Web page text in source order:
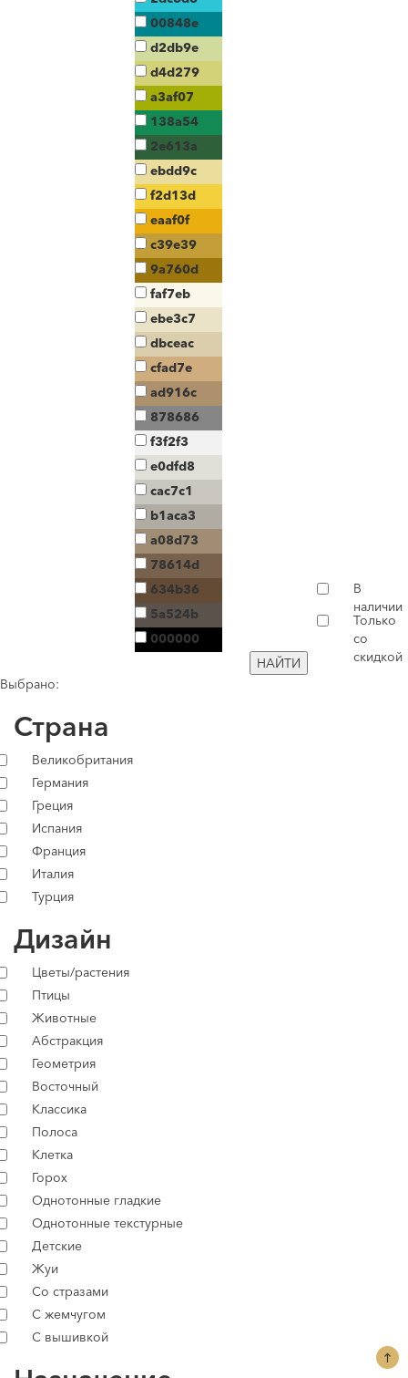
00848e
d2db9e
d4d279
a3af07
138a54
2e613a
ebdd9c
f2d13d
eaaf0f
c39e39
9a760d
faf7eb
ebe3c7
dbceac
cfad7e
ad916c
878686
f3f2f3
e0dfd8
cac7c1
b1aca3
a08d73
78614d
634b36
5a524b
000000
НАЙТИ
В
наличии
Только
со
скидкой
Выбрано:
Страна
Великобритания
Германия
Греция
Испания
Франция
Италия
Турция
Дизайн
Цветы/растения
Птицы
Животные
Абстракция
Геометрия
Восточный
Классика
Полоса
Клетка
Горох
Однотонные гладкие
Однотонные текстурные
Детские
Жуи
Со стразами
С жемчугом
С вышивкой